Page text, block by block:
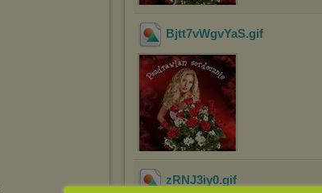
Bjtt7vWgvYaS.gif
zRNJ3iy0.gif